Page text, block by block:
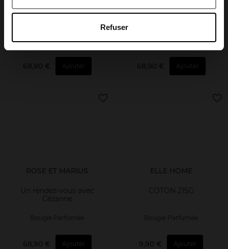
Refuser
Un vin rosé sous la tonnelle
Bougie Parfumée
Ajouter
Une nuit d'été sous le figuier
Bougie Parfumée
Ajouter
ROSE ET MARIUS
Un rendez-vous avec
Cézanne
Bougie Parfumée
68,90 € Ajouter
ELLE HOME
COTON 215G
Bougie Parfumée
9,90 € Ajouter